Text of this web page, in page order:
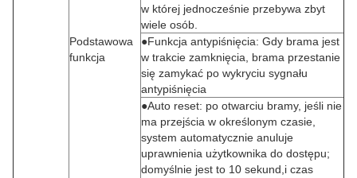
Podstawowa
funkcja
w której jednocześnie przebywa zbyt
wiele osób.
●Funkcja antypiśnięcia: Gdy brama jest
w trakcie zamknięcia, brama przestanie
się zamykać po wykryciu sygnału
antypiśnięcia
●Auto reset: po otwarciu bramy, jeśli nie
ma przejścia w określonym czasie,
system automatycznie anuluje
uprawnienia użytkownika do dostępu;
domyślnie jest to 10 sekund,i czas